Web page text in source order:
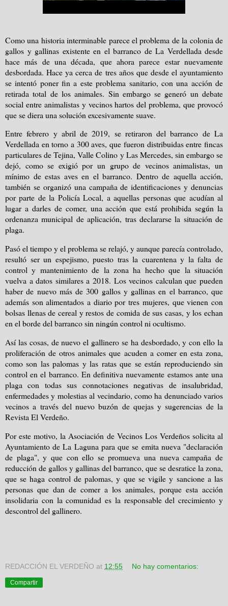
Como una historia interminable parece el problema de la colonia de
gallos y gallinas existente en el barranco de La Verdellada desde
hace más de una década, que ahora parece estar nuevamente
desbordada. Hace ya cerca de tres años que desde el ayuntamiento
se intentó poner fin a este problema sanitario, con una acción de
retirada total de los animales. Sin embargo se generó un debate
social entre animalistas y vecinos hartos del problema, que provocó
que se diera una solución excesivamente suave.
Entre febrero y abril de 2019, se retiraron del barranco de La
Verdellada en torno a 300 aves, que fueron distribuidas entre fincas
particulares de Tejina, Valle Colino y Las Mercedes, sin embargo se
dejó, como se exigió por un grupo de vecinos animalistas, un
mínimo de estas aves en el barranco. Dentro de aquella acción,
también se organizó una campaña de identificaciones y denuncias
por parte de la Policía Local, a aquellas personas que acudían al
lugar a darles de comer, una acción que está prohibida según la
ordenanza municipal de aplicación, tras declararse la situación de
plaga.
Pasó el tiempo y el problema se relajó, y aunque parecía controlado,
resultó ser un espejismo, puesto tras la cuarentena y la falta de
control y mantenimiento de la zona ha hecho que la situación
vuelva a datos similares a 2018. Los vecinos calculan que pueden
haber de nuevo más de 300 gallos y gallinas en el barranco, que
además son alimentados a diario por tres mujeres, que vienen con
bolsas llenas de cereal y restos de comida de sus casas, y los echan
en el borde del barranco sin ningún control ni ocultismo.
Así las cosas, de nuevo el gallinero se ha desbordado, y con ello la
proliferación de otros animales que acuden a comer en esta zona,
como son las palomas y las ratas que se están reproduciendo sin
control en el barranco. En definitiva nuevamente estamos ante una
plaga con todas sus connotaciones negativas de insalubridad,
enfermedades y molestias al vecindario, como ha denunciado varios
vecinos a través del nuevo buzón de quejas y sugerencias de la
Revista El Verdeño.
Por este motivo, la Asociación de Vecinos Los Verdeños solicita al
Ayuntamiento de La Laguna para que se emita nueva "declaración
de plaga", y que con ello se promueva una nueva campaña de
reducción de gallos y gallinas del barranco, que se desratice la zona,
que se haga control de palomas, y que se vigile y sancione a las
personas que dan de comer a los animales, porque esta acción
insolidaria con la comunidad es la responsable del crecimiento y
descontrol del gallinero.
REDACCIÓN EL VERDEÑO at 12:55 No hay comentarios:
Compartir